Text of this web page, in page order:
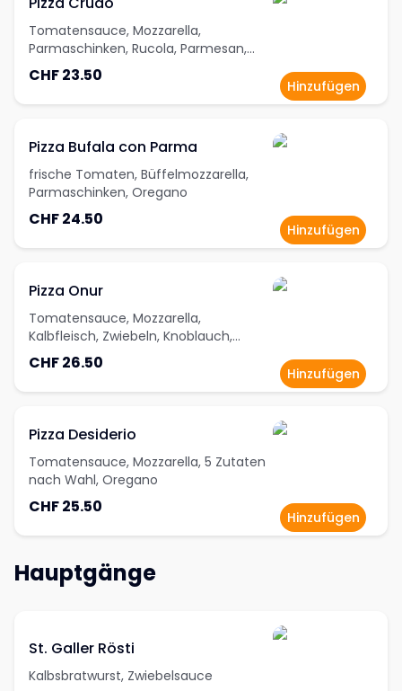
Tomatensauce, Mozzarella,
Parmaschinken, Rucola, Parmesan,
Oregano
CHF 23.50
Hinzufügen
Pizza Bufala con Parma
frische Tomaten, Büffelmozzarella,
Parmaschinken, Oregano
CHF 24.50
Hinzufügen
Pizza Onur
Tomatensauce, Mozzarella,
Kalbfleisch, Zwiebeln, Knoblauch,
Peperoni, Oregano
CHF 26.50
Hinzufügen
Pizza Desiderio
Tomatensauce, Mozzarella, 5 Zutaten
nach Wahl, Oregano
CHF 25.50
Hinzufügen
Hauptgänge
St. Galler Rösti
Kalbsbratwurst, Zwiebelsauce